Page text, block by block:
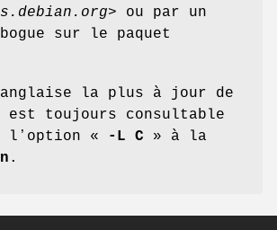
> ou par un
sur le paquet
la plus à jour de
est toujours consultable
lʼoption «
-L C » à la
.